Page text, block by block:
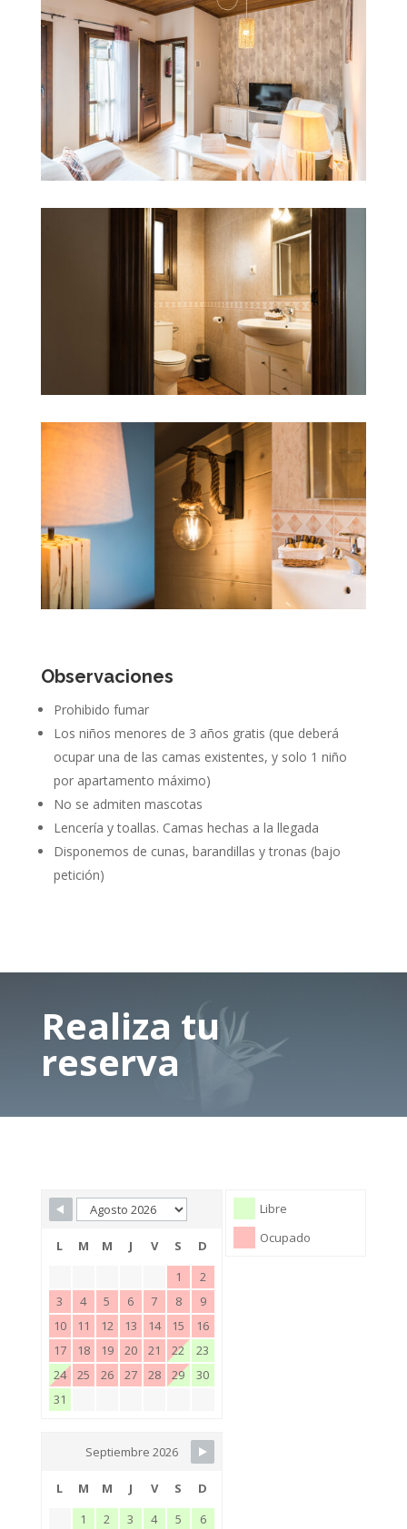
Observaciones
Prohibido fumar
Los niños menores de 3 años gratis (que deberá
ocupar una de las camas existentes, y solo 1 niño
por apartamento máximo)
No se admiten mascotas
Lencería y toallas. Camas hechas a la llegada
Disponemos de cunas, barandillas y tronas (bajo
petición)
Realiza tu
reserva
Skip Booking Form
Libre
Ocupado
L M M J V S
D
1
2
3
4 5 6 7 8
9
10
11 12 13 14 15
16
17
18 19 20 21 22
23
24
25 26 27 28 29
30
31
Septiembre 2026
L M M J V S
D
1
2 3 4 5
6